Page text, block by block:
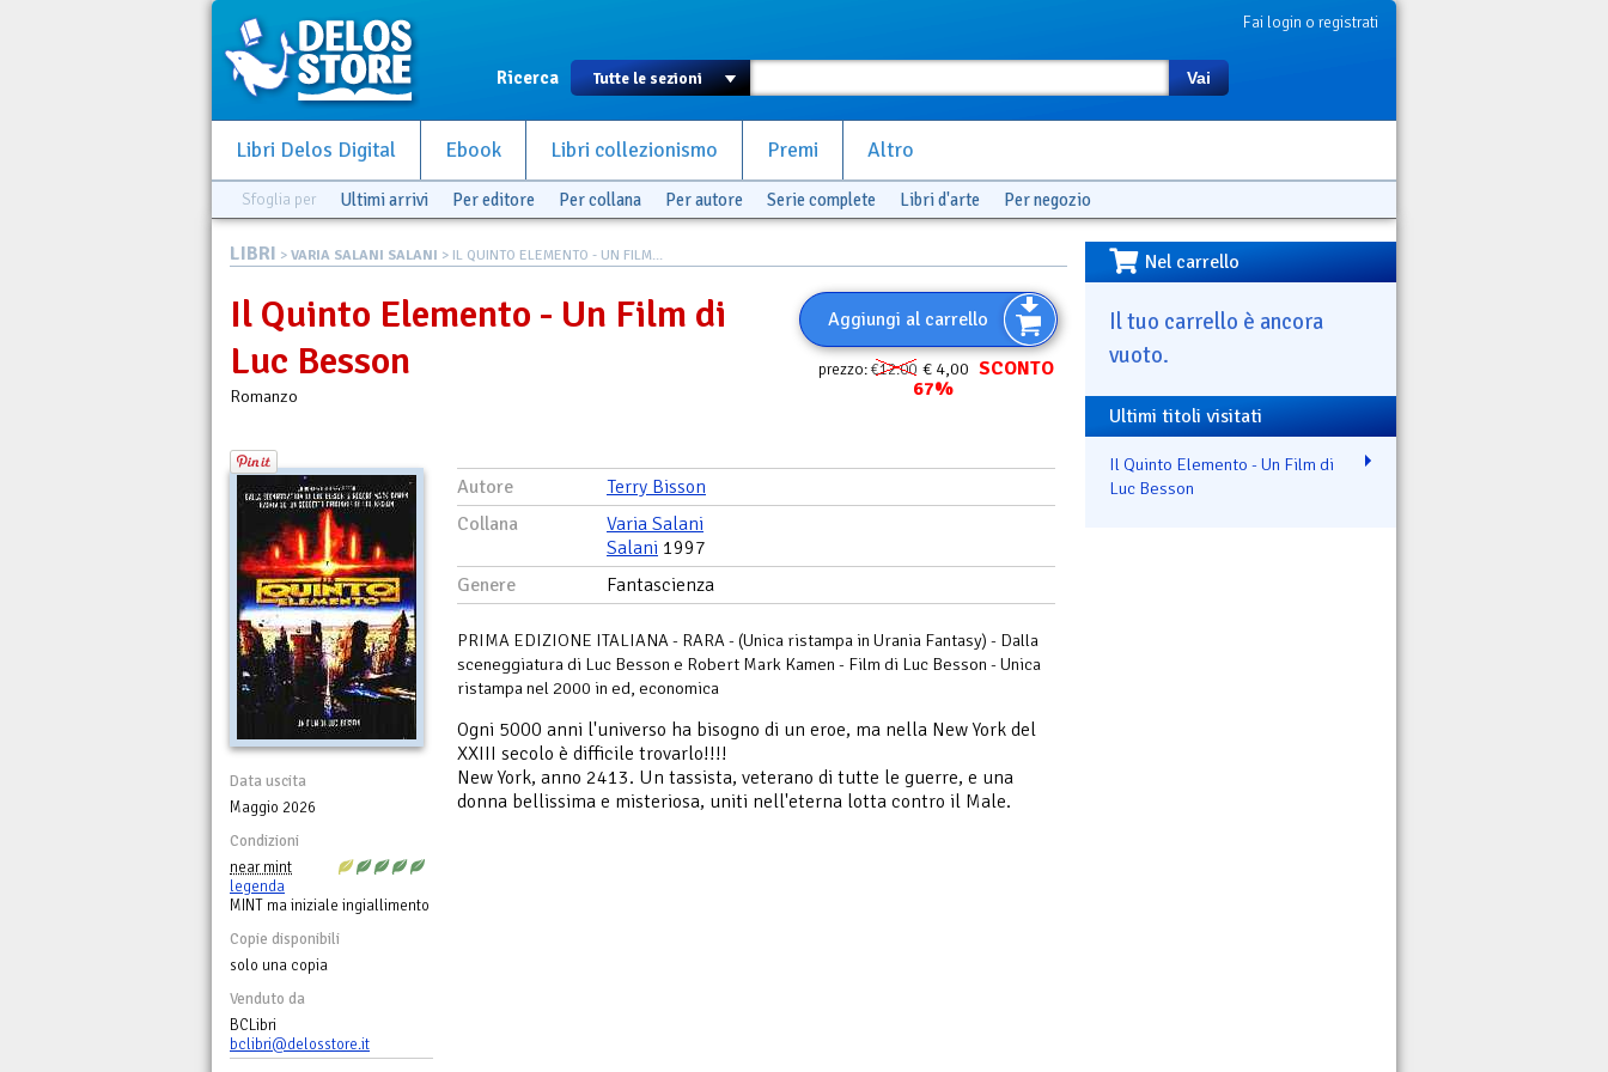
Fai login o registrati
Ricerca Vai
Libri Delos Digital Ebook Libri collezionismo Premi Altro
Sfoglia per Ultimi arrivi Per editore Per collana Per autore Serie complete Libri d'arte Per negozio
LIBRI > VARIA SALANI SALANI > IL QUINTO ELEMENTO - UN FILM...
Aggiungi al carrello
prezzo:€12.00 € 4,00 SCONTO
67%
Il Quinto Elemento - Un Film di
Luc Besson
Romanzo
Data uscita
Maggio 2026
Condizioni
near mint
legenda
MINT ma iniziale ingiallimento
Copie disponibili
solo una copia
Venduto da
BCLibri
bclibri@delosstore.it
Autore
Terry Bisson
Collana
Varia Salani
Salani 1997
Genere
Fantascienza
PRIMA EDIZIONE ITALIANA - RARA - (Unica ristampa in Urania Fantasy) - Dalla
sceneggiatura di Luc Besson e Robert Mark Kamen - Film di Luc Besson - Unica
ristampa nel 2000 in ed, economica
Ogni 5000 anni l'universo ha bisogno di un eroe, ma nella New York del
XXIII secolo è difficile trovarlo!!!!
New York, anno 2413. Un tassista, veterano di tutte le guerre, e una
donna bellissima e misteriosa, uniti nell'eterna lotta contro il Male.
Nel carrello
Il tuo carrello è ancora
vuoto.
Ultimi titoli visitati
Il Quinto Elemento - Un Film di
Luc Besson